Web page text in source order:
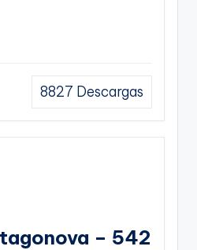
8827 Descargas
– 542